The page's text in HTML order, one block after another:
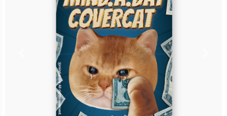
包一卡通」全系列共8款隨機獲
得，每包可獲得隨機1款！
立即購買
Previous